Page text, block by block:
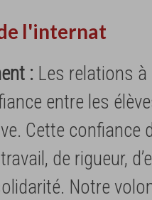
l'internat
: Les relations
entre les
Cette confiance
de rigueur,
Notre